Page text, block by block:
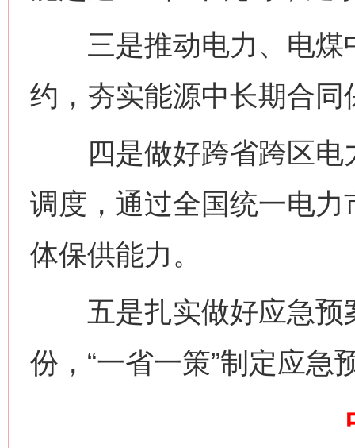
三是推动电力、电煤
约，夯实能源中长期合同
四是做好跨省跨区电
调度，通过全国统一电
体保供能力。
五是扎实做好应急预
份，“一省一策”制定应急
这是一记警钟！ 谢
在谋一域中谋全局
今